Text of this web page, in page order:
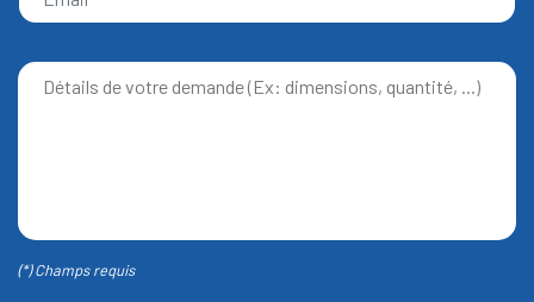
(*) Champs requis